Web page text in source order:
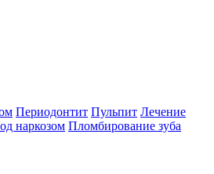
Периодонтит Пульпит Лечение
наркозом Пломбирование зуба